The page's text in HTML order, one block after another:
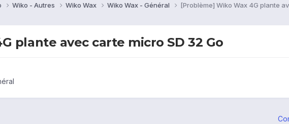
Wiko - Autres Wiko Wax Wiko Wax - Général [Problème] Wiko Wax 4G plante
plante avec carte micro SD 32 Go